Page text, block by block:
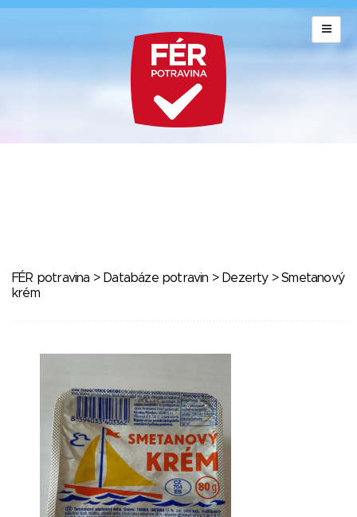
FÉR potravina > Databáze potravin > Dezerty> Smetanový
krém